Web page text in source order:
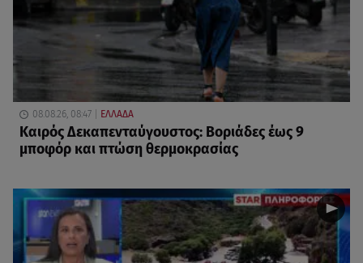
08.08.26, 08:47 ΕΛΛΑΔΑ
Καιρός Δεκαπενταύγουστος: Βοριάδες έως 9
μποφόρ και πτώση θερμοκρασίας